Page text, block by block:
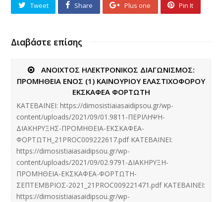
Tweet Share Plus one Pin It
Διαβάστε επίσης
ΑΝΟΙΧΤΟΣ ΗΛΕΚΤΡΟΝΙΚΟΣ ΔΙΑΓΩΝΙΣΜΟΣ:
ΠΡΟΜΗΘΕΙΑ ΕΝΟΣ (1) ΚΑΙΝΟΥΡΙΟΥ ΕΛΑΣΤΙΧΟΦΟΡΟΥ
ΕΚΣΚΑΦΕΑ ΦΟΡΤΩΤΗ
ΚΑΤΕΒΑΙΝΕΙ: https://dimosistiaiasaidipsou.gr/wp-
content/uploads/2021/09/01.9811-ΠΕΡΙΛΗΨΗ-
ΔΙΑΚΗΡΥΞΗΣ-ΠΡΟΜΗΘΕΙΑ-ΕΚΣΚΑΦΕΑ-
ΦΟΡΤΩΤΗ_21PROC009222617.pdf ΚΑΤΕΒΑΙΝΕΙ:
https://dimosistiaiasaidipsou.gr/wp-
content/uploads/2021/09/02.9791-ΔΙΑΚΗΡΥΞΗ-
ΠΡΟΜΗΘΕΙΑ-ΕΚΣΚΑΦΕΑ-ΦΟΡΤΩΤΗ-
ΣΕΠΤΕΜΒΡΙΟΣ-2021_21PROC009221471.pdf ΚΑΤΕΒΑΙΝΕΙ:
https://dimosistiaiasaidipsou.gr/wp-